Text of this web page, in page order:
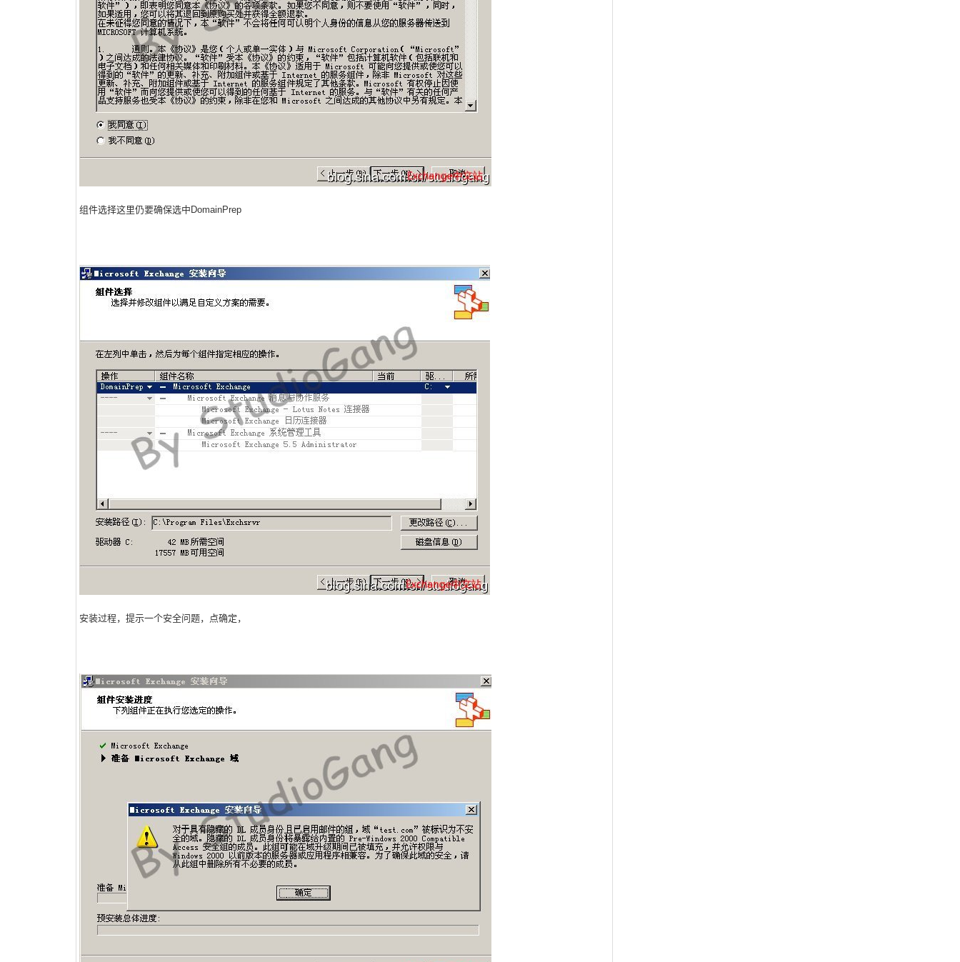
组件选择这里仍要确保选中DomainPrep
安装过程，提示一个安全问题，点确定，